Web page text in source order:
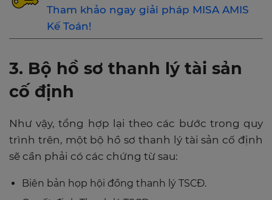
Tham khảo ngay giải pháp MISA AMIS
Kế Toán!
3. Bộ hồ sơ thanh lý tài sản
cố định
Như vậy, tổng hợp lại theo các bước trong quy
trình trên, một bộ hồ sơ thanh lý tài sản cố định
sẽ cần phải có các chứng từ sau:
Biên bản họp hội đồng thanh lý TSCĐ.